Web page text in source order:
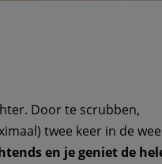
Door te scrubben,
twee keer in de
en je geniet de